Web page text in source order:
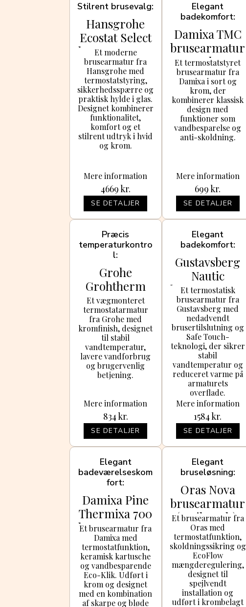
Stilrent brusevalg
Hansgrohe
Ecostat Select
brusearmatur
, hvid/krom
Et moderne
brusearmatur fra
Hansgrohe med
termostatstyring,
sikkerhedsspærre og
praktisk hylde i glas.
Designet kombinerer
funktionalitet,
komfort og et
stilrent udtryk i hvid
og krom.
4669kr.
SE DETALJER
Mere information
Elegant
badekomfort
Damixa TMC
brusearmatur
, sort/krom
Et termostatstyret
brusearmatur fra
Damixa i sort og
krom, der
kombinerer klassisk
design med
funktioner som
vandbesparelse og
anti-skoldning.
699kr.
SE DETALJER
Mere information
Præcis
temperaturkontro
l
Grohe
Grohtherm
800
brusearmatur
, krom
Et vægmonteret
termostatarmatur
fra Grohe med
kromfinish, designet
til stabil
vandtemperatur,
lavere vandforbrug
og brugervenlig
betjening.
834kr.
SE DETALJER
Mere information
Elegant
badekomfort
Gustavsberg
Nautic
brusearmatur
, krom
Et termostatisk
brusearmatur fra
Gustavsberg med
nedadvendt
brusertilslutning og
Safe Touch-
teknologi, der sikrer
stabil
vandtemperatur og
reduceret varme på
armaturets
overflade.
1584kr.
SE DETALJER
Mere information
Elegant
badeværelseskom
fort
Damixa Pine
Thermixa 700
brusearmatur
, krom
Et brusearmatur fra
Damixa med
termostatfunktion,
keramisk kartusche
og vandbesparende
Eco-Klik. Udført i
krom og designet
med en kombination
af skarpe og bløde
Elegant
bruseløsning
Oras Nova
brusearmatur
(spejlvendt),
krom
Et brusearmatur fra
Oras med
termostatfunktion,
skoldningssikring og
EcoFlow
mængderegulering,
designet til
spejlvendt
installation og
udført i krombelagt